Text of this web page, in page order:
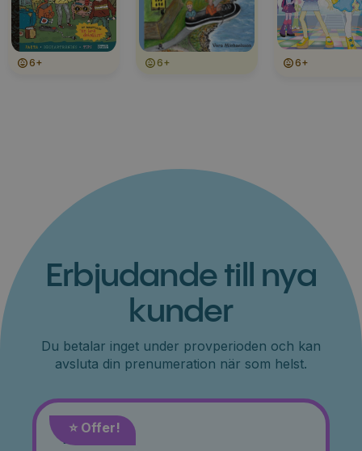
6+ 6+ 6+
Erbjudande till nya
kunder
Du betalar inget under provperioden och kan
avsluta din prenumeration när som helst.
⭐️ Offer!
Månad